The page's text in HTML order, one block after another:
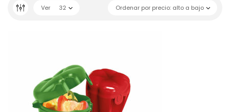
Ordenar por precio: alto a bajo
Ver 32